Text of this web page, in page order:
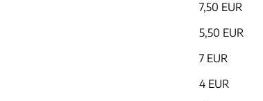
7,50 EUR
5,50 EUR
7 EUR
4 EUR